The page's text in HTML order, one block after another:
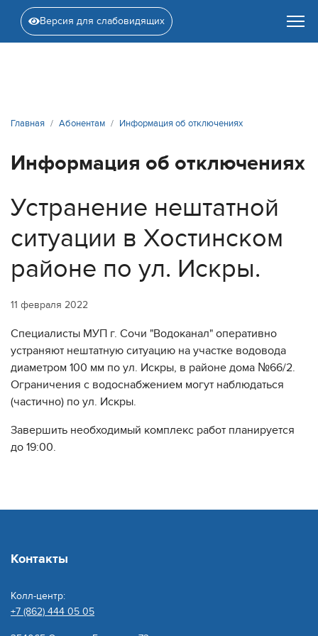
Версия для слабовидящих
Главная Абонентам Информация об отключениях
Информация об отключениях
Устранение нештатной
ситуации в Хостинском
районе по ул. Искры.
11 февраля 2022
Специалисты МУП г. Сочи "Водоканал" оперативно
устраняют нештатную ситуацию на участке водовода
диаметром 100 мм по ул. Искры, в районе дома №66/2.
Ограничения с водоснабжением могут наблюдаться
(частично) по ул. Искры.
Завершить необходимый комплекс работ планируется
до 19:00.
Контакты
Колл-центр:
+7 (862) 444 05 05